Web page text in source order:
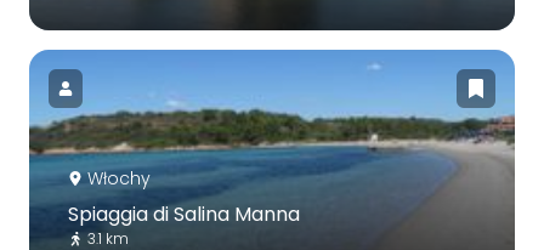
Włochy
Spiaggia di Salina Manna
3.1 km